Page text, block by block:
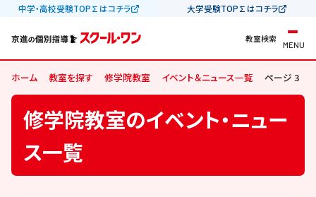
中学・高校受験TOP∑はコチラ 大学受験TOP∑はコチラ
教室検索
MENU
ホーム 教室を探す 修学院教室 イベント＆ニュース一覧 ページ 3
修学院教室のイベント・ニュー
ス一覧